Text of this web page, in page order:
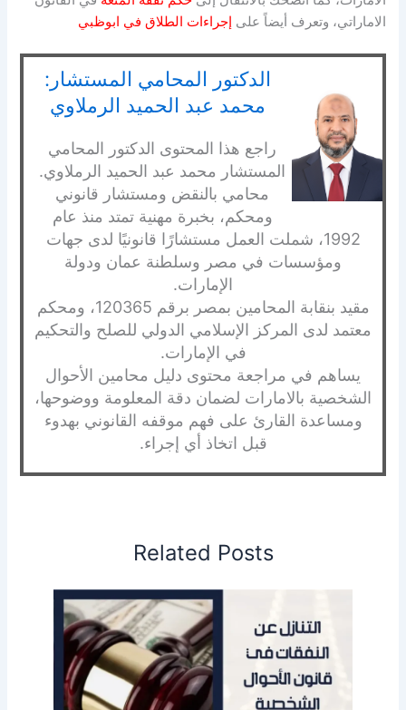
الاماراتي، وتعرف أيضاً على إجراءات الطلاق في ابوظبي
الدكتور المحامي المستشار:
محمد عبد الحميد الرملاوي
راجع هذا المحتوى الدكتور المحامي
المستشار محمد عبد الحميد الرملاوي.
محامي بالنقض ومستشار قانوني
ومحكم، بخبرة مهنية تمتد منذ عام
1992، شملت العمل مستشارًا قانونيًا لدى جهات
ومؤسسات في مصر وسلطنة عمان ودولة
الإمارات.
مقيد بنقابة المحامين بمصر برقم 120365، ومحكم
معتمد لدى المركز الإسلامي الدولي للصلح والتحكيم
في الإمارات.
يساهم في مراجعة محتوى دليل محامين الأحوال
الشخصية بالامارات لضمان دقة المعلومة ووضوحها،
ومساعدة القارئ على فهم موقفه القانوني بهدوء
قبل اتخاذ أي إجراء.
Related Posts